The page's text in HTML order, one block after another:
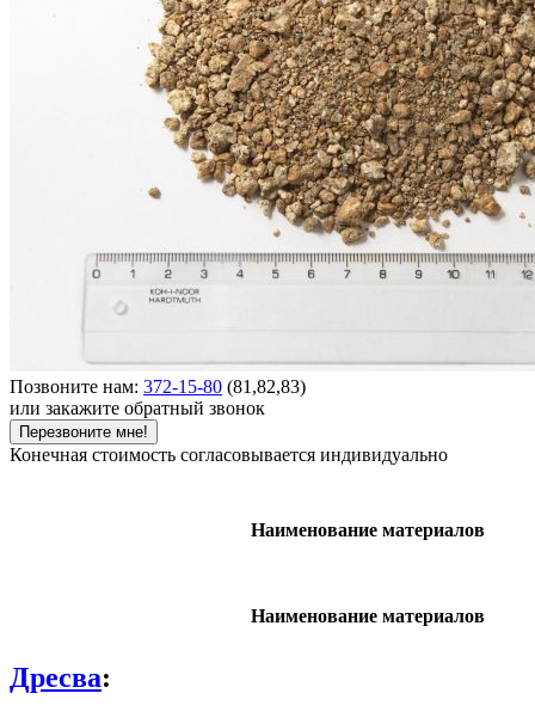
Позвоните нам: 372-15-80 (81,82,83)
или закажите обратный звонок
Перезвоните мне!
Конечная стоимость согласовывается индивидуально
Наименование материалов
Наименование материалов
Дресва: